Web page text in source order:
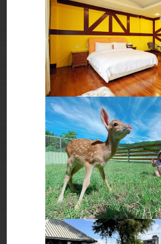
客房介紹
飯店資訊
最新消息
飯店相本
交通資訊
262宜蘭縣礁溪鄉大
■旅館業登記證編號 : 263 ■台灣